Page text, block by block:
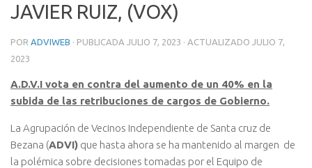
JAVIER RUIZ, (VOX)
POR ADVIWEB · PUBLICADA JULIO 7, 2023 · ACTUALIZADO JULIO 7,
2023
A.D.V.I vota en contra del aumento de un 40% en la
subida de las retribuciones de cargos de Gobierno.
La Agrupación de Vecinos Independiente de Santa cruz de
Bezana (ADVI) que hasta ahora se ha mantenido al margen de
la polémica sobre decisiones tomadas por el Equipo de